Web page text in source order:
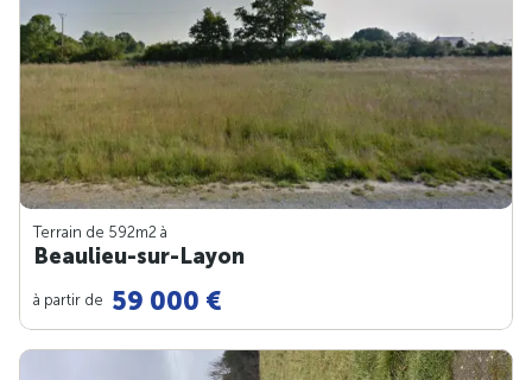
Terrain de 592m2 à
Beaulieu-sur-Layon
à partir de 59 000 €